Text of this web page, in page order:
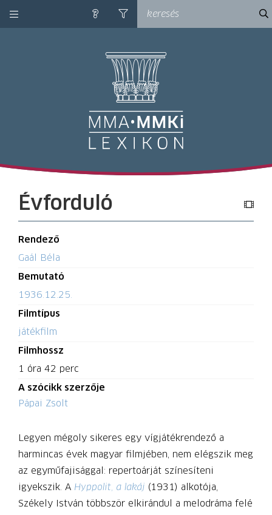
kategóriák
súgó szűrés
Évforduló
Rendező
Gaál Béla
Bemutató
1936.12.25.
Filmtípus
játékfilm
Filmhossz
1 óra 42 perc
A szócikk szerzője
Pápai Zsolt
Legyen mégoly sikeres egy vígjátékrendező a
harmincas évek magyar filmjében, nem elégszik meg
az egyműfajisággal: reper­toárját színesíteni
igyekszik. A Hyppolit, a lakáj (1931) alkotója,
Székely István többször elkirándul a melodráma felé